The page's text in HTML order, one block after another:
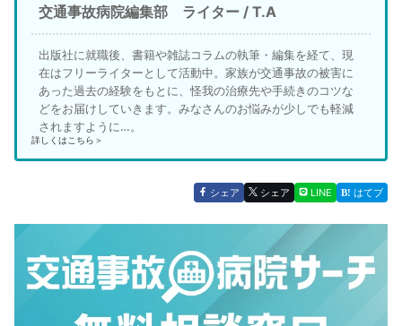
交通事故病院編集部 ライター / T.A
出版社に就職後、書籍や雑誌コラムの執筆・編集を経て、現
在はフリーライターとして活動中。家族が交通事故の被害に
あった過去の経験をもとに、怪我の治療先や手続きのコツな
どをお届けしていきます。みなさんのお悩みが少しでも軽減
されますように…。
詳しくはこちら＞
シェア シェア LINE はてブ